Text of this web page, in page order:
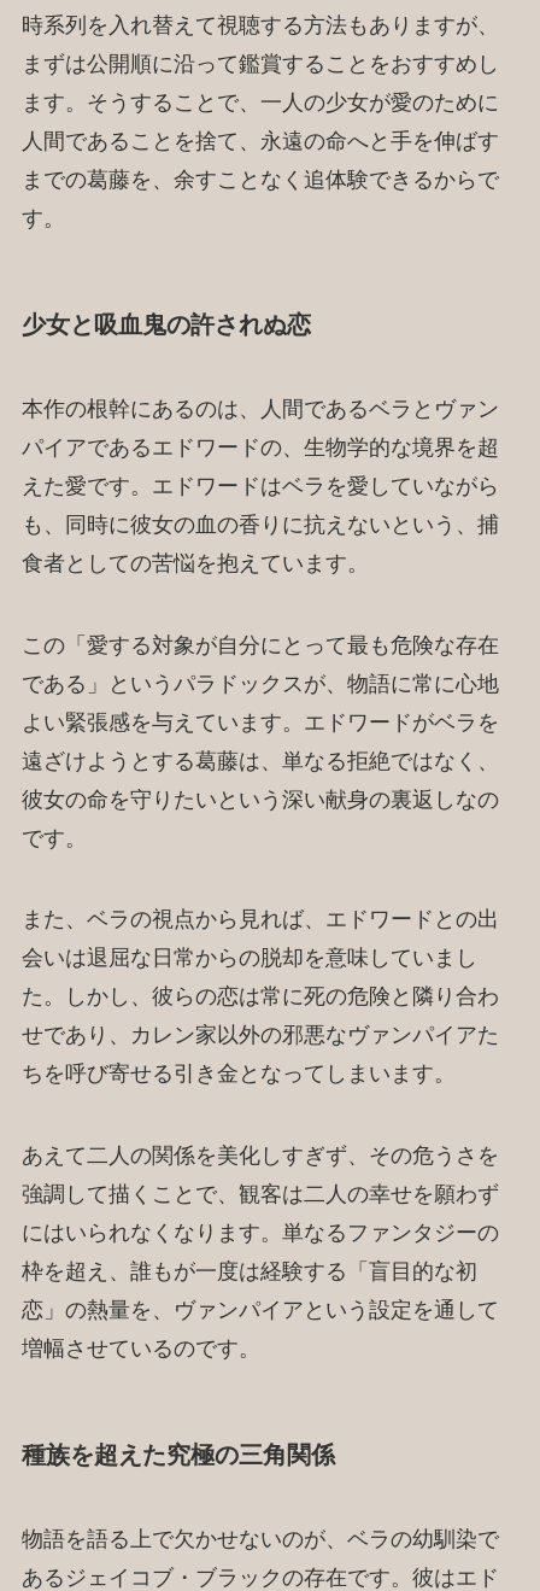
時系列を入れ替えて視聴する方法もありますが、
まずは公開順に沿って鑑賞することをおすすめし
ます。そうすることで、一人の少女が愛のために
人間であることを捨て、永遠の命へと手を伸ばす
までの葛藤を、余すことなく追体験できるからで
す。
少女と吸血鬼の許されぬ恋
本作の根幹にあるのは、人間であるベラとヴァン
パイアであるエドワードの、生物学的な境界を超
えた愛です。エドワードはベラを愛していながら
も、同時に彼女の血の香りに抗えないという、捕
食者としての苦悩を抱えています。
この「愛する対象が自分にとって最も危険な存在
である」というパラドックスが、物語に常に心地
よい緊張感を与えています。エドワードがベラを
遠ざけようとする葛藤は、単なる拒絶ではなく、
彼女の命を守りたいという深い献身の裏返しなの
です。
また、ベラの視点から見れば、エドワードとの出
会いは退屈な日常からの脱却を意味していまし
た。しかし、彼らの恋は常に死の危険と隣り合わ
せであり、カレン家以外の邪悪なヴァンパイアた
ちを呼び寄せる引き金となってしまいます。
あえて二人の関係を美化しすぎず、その危うさを
強調して描くことで、観客は二人の幸せを願わず
にはいられなくなります。単なるファンタジーの
枠を超え、誰もが一度は経験する「盲目的な初
恋」の熱量を、ヴァンパイアという設定を通して
増幅させているのです。
種族を超えた究極の三角関係
物語を語る上で欠かせないのが、ベラの幼馴染で
あるジェイコブ・ブラックの存在です。彼はエド